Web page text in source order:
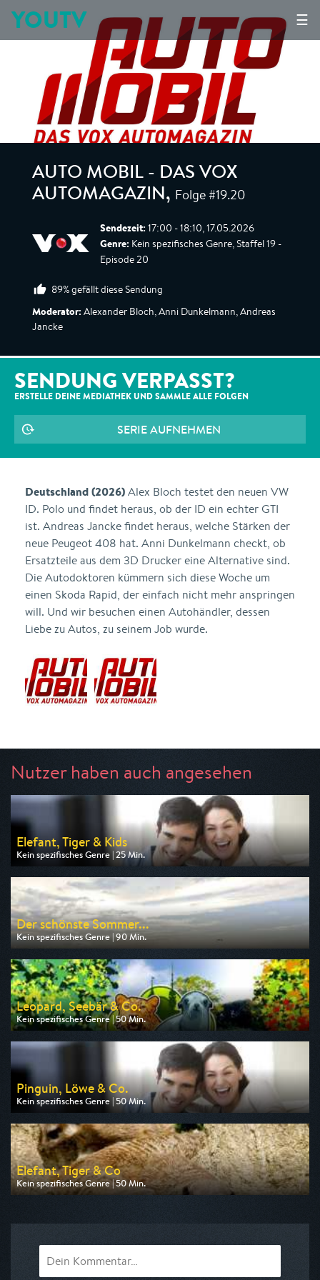
☰
YOUTV
AUTO MOBIL - DAS VOX
AUTOMAGAZIN, Folge #19.20
Sendezeit: 17:00 - 18:10, 17.05.2026
Genre: Kein spezifisches Genre, Staffel 19 -
Episode 20
89% gefällt diese Sendung
Moderator: Alexander Bloch, Anni Dunkelmann, Andreas
Jancke
SENDUNG VERPASST?
ERSTELLE DEINE MEDIATHEK UND SAMMLE ALLE FOLGEN
SERIE AUFNEHMEN
Deutschland (2026)Alex Bloch testet den neuen VW
ID. Polo und findet heraus, ob der ID ein echter GTI
ist. Andreas Jancke findet heraus, welche Stärken der
neue Peugeot 408 hat. Anni Dunkelmann checkt, ob
Ersatzteile aus dem 3D Drucker eine Alternative sind.
Die Autodoktoren kümmern sich diese Woche um
einen Skoda Rapid, der einfach nicht mehr anspringen
will. Und wir besuchen einen Autohändler, dessen
Liebe zu Autos, zu seinem Job wurde.
Nutzer haben auch angesehen
Elefant, Tiger & Kids
Kein spezifisches Genre | 25 Min.
Ausgestrahlt von ARD
am 08.08.2026, 06:20
Der schönste Sommer...
Kein spezifisches Genre | 90 Min.
Ausgestrahlt von MDR
am 09.08.2026, 20:15
Leopard, Seebär & Co.
Kein spezifisches Genre | 50 Min.
Ausgestrahlt von NDR
am 06.08.2026, 17:10
Pinguin, Löwe & Co.
Kein spezifisches Genre | 50 Min.
Ausgestrahlt von WDR
am 06.08.2026, 13:00
Elefant, Tiger & Co
Kein spezifisches Genre | 50 Min.
Ausgestrahlt von BR